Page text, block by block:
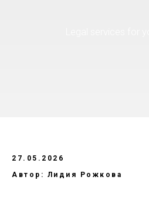
27.05.2026
Автор: Лидия Рожкова